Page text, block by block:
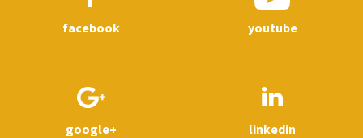
facebook youtube
google+ linkedin